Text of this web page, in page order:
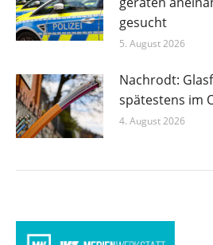
gesucht
5. August 2026
Nachrodt:
spätestens im
4. August 2026